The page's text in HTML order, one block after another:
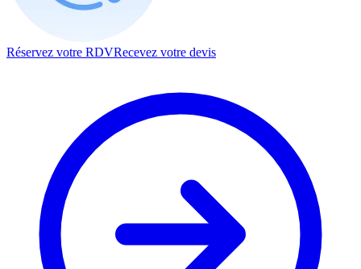
Réservez votre RDVRecevez votre devis